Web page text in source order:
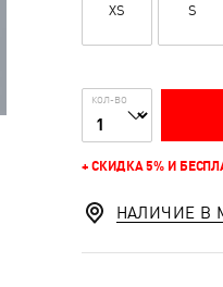
XS S
КОЛ-ВО
+ СКИДКА 5% И
НАЛИЧИЕ В